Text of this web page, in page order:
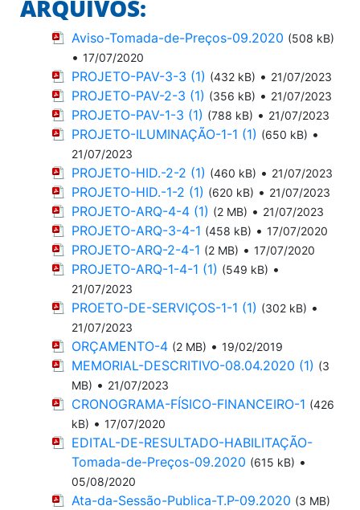
ARQUIVOS:
Aviso-Tomada-de-Preços-09.2020 (508 kB)
• 17/07/2020
PROJETO-PAV-3-3 (1) (432 kB) • 21/07/2023
PROJETO-PAV-2-3 (1) (356 kB) • 21/07/2023
PROJETO-PAV-1-3 (1) (788 kB) • 21/07/2023
PROJETO-ILUMINAÇÃO-1-1 (1) (650 kB) •
21/07/2023
PROJETO-HID.-2-2 (1) (460 kB) • 21/07/2023
PROJETO-HID.-1-2 (1) (620 kB) • 21/07/2023
PROJETO-ARQ-4-4 (1) (2 MB) • 21/07/2023
PROJETO-ARQ-3-4-1 (458 kB) • 17/07/2020
PROJETO-ARQ-2-4-1 (2 MB) • 17/07/2020
PROJETO-ARQ-1-4-1 (1) (549 kB) •
21/07/2023
PROETO-DE-SERVIÇOS-1-1 (1) (302 kB) •
21/07/2023
ORÇAMENTO-4 (2 MB) • 19/02/2019
MEMORIAL-DESCRITIVO-08.04.2020 (1) (3
MB) • 21/07/2023
CRONOGRAMA-FÍSICO-FINANCEIRO-1 (426
kB) • 17/07/2020
EDITAL-DE-RESULTADO-HABILITAÇÃO-
Tomada-de-Preços-09.2020 (615 kB) •
05/08/2020
Ata-da-Sessão-Publica-T.P-09.2020 (3 MB)